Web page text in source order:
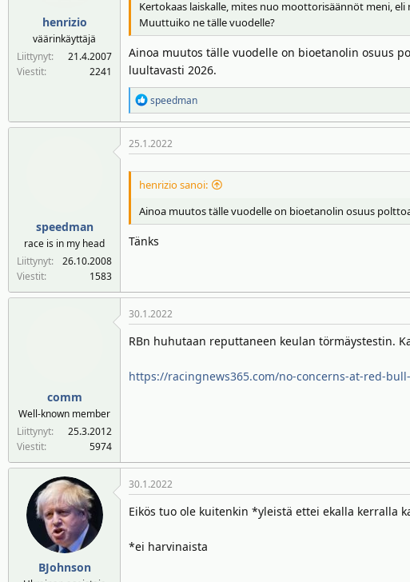
henrizio
väärinkäyttäjä
Liittynyt
21.4.2007
Viestit
2241
Kertokaas laiskalle, mites nuo moottorisäännöt meni,
Muuttuiko ne tälle vuodelle?
Ainoa muutos tälle vuodelle on bioetanolin osuus
luultavasti 2026.
R
e
a
k
i
o
:
speedman
speedman
race is in my head
Liittynyt
26.10.2008
Viestit
1583
25.1.2022
henrizio sanoi:
Ainoa muutos tälle vuodelle on bioetanolin osuus
Tänks
comm
Well-known member
Liittynyt
25.3.2012
Viestit
5974
30.1.2022
RBn huhutaan reputtaneen keulan törmäystestin.
https://racingnews365.com/no-concerns-at-red-
BJohnson
30.1.2022
Eikös tuo ole kuitenkin *yleistä ettei ekalla kerralla
*ei harvinaista